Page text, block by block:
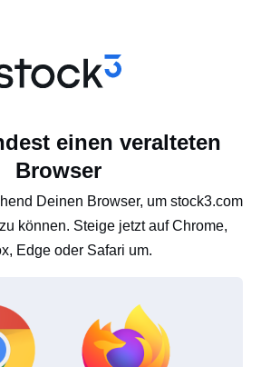
einen veralteten
Browser
Deinen Browser, um stock3.com
können. Steige jetzt auf Chrome,
Edge oder Safari um.